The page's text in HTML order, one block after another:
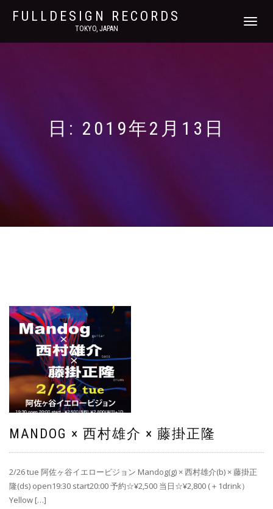
FULLDESIGN RECORDS
TOKYO, JAPAN
ナ
ゲ
日: 2019年2月13日
MANDOG × 西村雄介 × 藤掛正隆
2/26 tue 阿佐ヶ谷イエロービジョン Mandog(g) × 西村雄介(b) × 藤掛正
隆(ds) open19:30 start20:00 予約☆¥2,500 当日☆¥2,800 (＋1drink）
Yellow […]